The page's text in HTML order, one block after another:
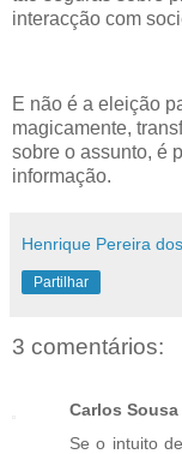
interacção com
E não é a eleição
magicamente,
sobre o assunto, é
informação.
Henrique Pereira
Partilhar
3 comentários:
Carlos Sousa
Se o intuito